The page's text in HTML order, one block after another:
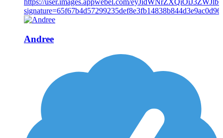
Andree